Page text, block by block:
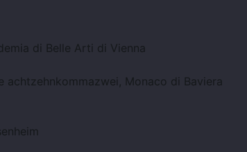
di Belle Arti di Vienna
achtzehnkommazwei, Monaco di Baviera